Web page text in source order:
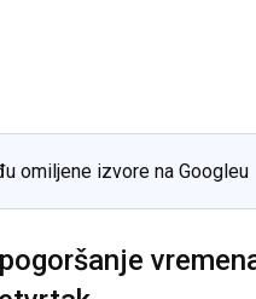
omiljene izvore na Googleu